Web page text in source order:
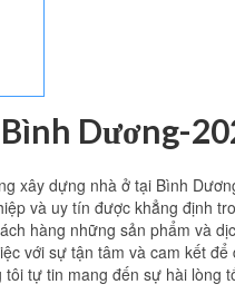
Dương-
xây dựng nhà ở tại Bình
và uy tín được khẳng định
hàng những sản phẩm và
với sự tận tâm và cam kết
tự tin mang đến sự hài lòng